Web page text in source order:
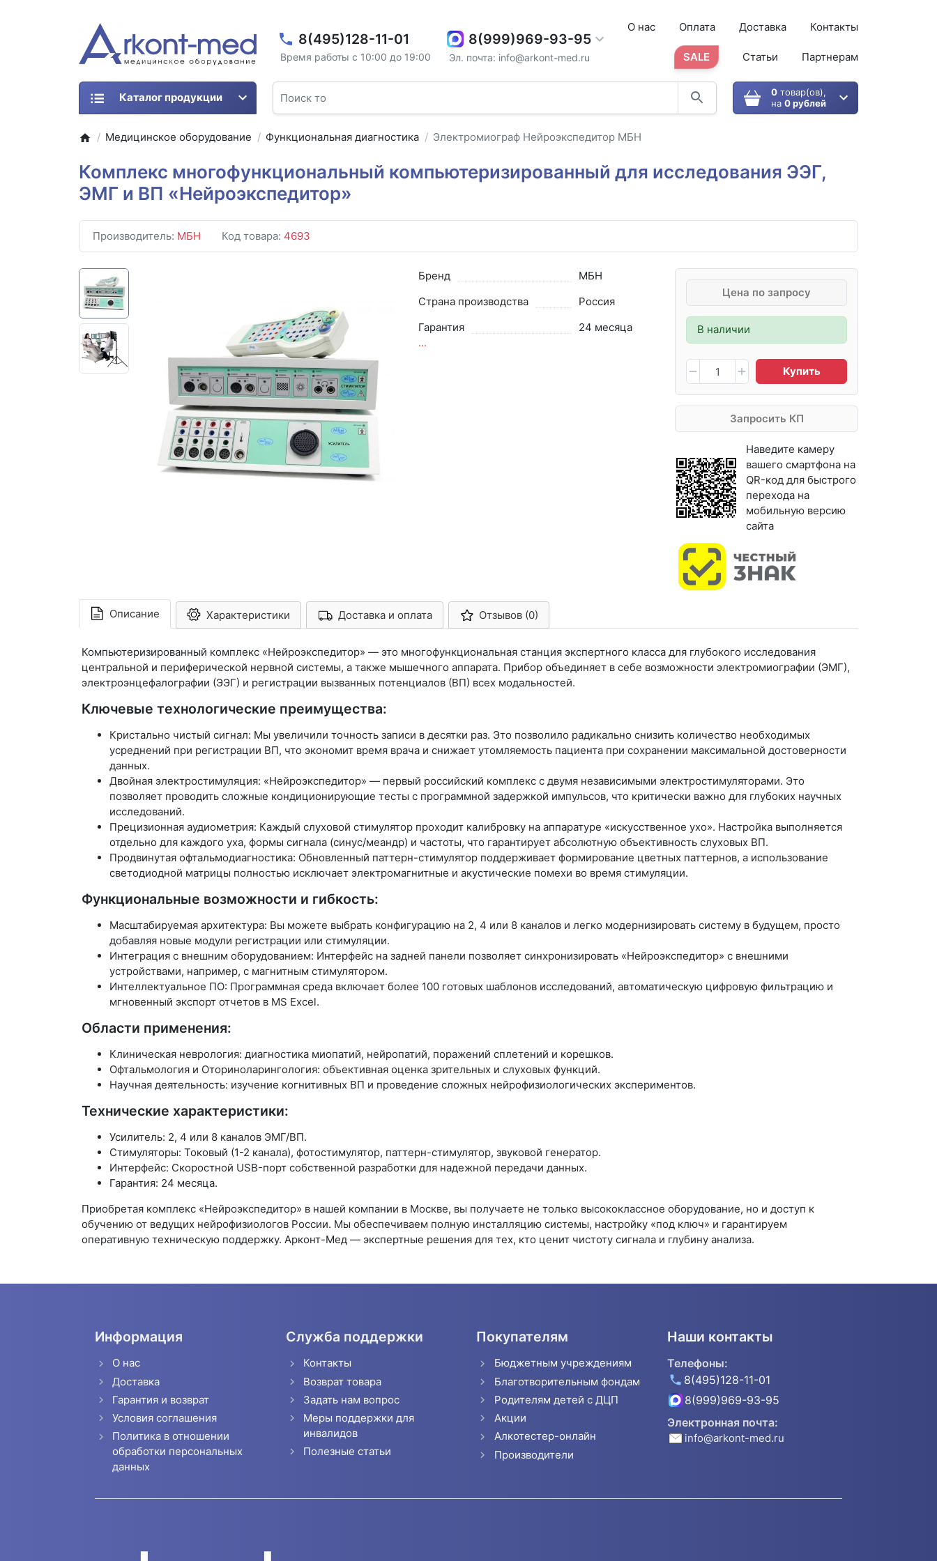
8(495)128-11-01
Время работы с 10:00 до 19:00
8(999)969-93-95
Эл. почта: info@arkont-med.ru
О нас Оплата Доставка Контакты
SALE Статьи Партнерам
0товар(ов),
на 0 рублей
Каталог продукции
Медицинское оборудование Функциональная диагностика Электромиограф Нейроэкспедитор МБН
Комплекс многофункциональный компьютеризированный для исследования ЭЭГ,
ЭМГ и ВП «Нейроэкспедитор»
Производитель: МБН Код товара: 4693
Цена по запросу
В наличии
Купить
Запросить КП
Наведите камеру
вашего смартфона на
QR-код для быстрого
перехода на
мобильную версию
сайта
Бренд
МБН
Страна производства
Россия
Гарантия
24 месяца
...
Описание Характеристики Арконт-Мед Доставка и оплата Отзывов (0)
Компьютеризированный комплекс «Нейроэкспедитор» — это многофункциональная станция экспертного класса для глубокого исследования
центральной и периферической нервной системы, а также мышечного аппарата. Прибор объединяет в себе возможности электромиографии (ЭМГ),
электроэнцефалографии (ЭЭГ) и регистрации вызванных потенциалов (ВП) всех модальностей.
Ключевые технологические преимущества:
Кристально чистый сигнал: Мы увеличили точность записи в десятки раз. Это позволило радикально снизить количество необходимых
усреднений при регистрации ВП, что экономит время врача и снижает утомляемость пациента при сохранении максимальной достоверности
данных.
Двойная электростимуляция: «Нейроэкспедитор» — первый российский комплекс с двумя независимыми электростимуляторами. Это
позволяет проводить сложные кондиционирующие тесты с программной задержкой импульсов, что критически важно для глубоких научных
исследований.
Прецизионная аудиометрия: Каждый слуховой стимулятор проходит калибровку на аппаратуре «искусственное ухо». Настройка выполняется
отдельно для каждого уха, формы сигнала (синус/меандр) и частоты, что гарантирует абсолютную объективность слуховых ВП.
Продвинутая офтальмодиагностика: Обновленный паттерн-стимулятор поддерживает формирование цветных паттернов, а использование
светодиодной матрицы полностью исключает электромагнитные и акустические помехи во время стимуляции.
Функциональные возможности и гибкость:
Масштабируемая архитектура: Вы можете выбрать конфигурацию на 2, 4 или 8 каналов и легко модернизировать систему в будущем, просто
добавляя новые модули регистрации или стимуляции.
Интеграция с внешним оборудованием: Интерфейс на задней панели позволяет синхронизировать «Нейроэкспедитор» с внешними
устройствами, например, с магнитным стимулятором.
Интеллектуальное ПО: Программная среда включает более 100 готовых шаблонов исследований, автоматическую цифровую фильтрацию и
мгновенный экспорт отчетов в MS Excel.
Области применения:
Клиническая неврология: диагностика миопатий, нейропатий, поражений сплетений и корешков.
Офтальмология и Оториноларингология: объективная оценка зрительных и слуховых функций.
Научная деятельность: изучение когнитивных ВП и проведение сложных нейрофизиологических экспериментов.
Технические характеристики:
Усилитель: 2, 4 или 8 каналов ЭМГ/ВП.
Стимуляторы: Токовый (1-2 канала), фотостимулятор, паттерн-стимулятор, звуковой генератор.
Интерфейс: Скоростной USB-порт собственной разработки для надежной передачи данных.
Гарантия: 24 месяца.
Приобретая комплекс «Нейроэкспедитор» в нашей компании в Москве, вы получаете не только высококлассное оборудование, но и доступ к
обучению от ведущих нейрофизиологов России. Мы обеспечиваем полную инсталляцию системы, настройку «под ключ» и гарантируем
оперативную техническую поддержку. Арконт-Мед — экспертные решения для тех, кто ценит чистоту сигнала и глубину анализа.
Информация
О нас
Доставка
Гарантия и возврат
Условия соглашения
Политика в отношении
обработки персональных
данных
Служба поддержки
Контакты
Возврат товара
Задать нам вопрос
Меры поддержки для
инвалидов
Полезные статьи
Покупателям
Бюджетным учреждениям
Благотворительным фондам
Родителям детей с ДЦП
Акции
Алкотестер-онлайн
Производители
Наши контакты
Телефоны:
8(495)128-11-01
8(999)969-93-95
Электронная почта:
info@arkont-med.ru